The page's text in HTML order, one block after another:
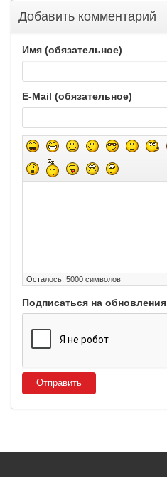
Добавить комментарий
Имя (обязательное)
E-Mail (обязательное)
Осталось: 5000 символов
Подписаться на обновления
Отправить